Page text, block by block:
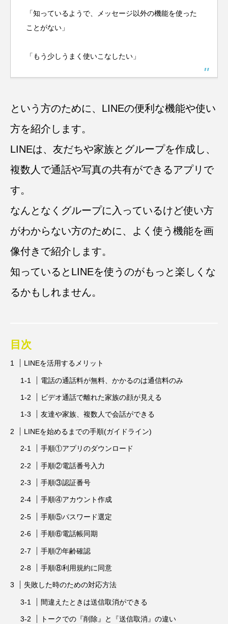
「知っているようで、メッセージ以外の機能を使った
ことがない」
「もう少しうまく使いこなしたい」
という方のために、LINEの便利な機能や使い
方を紹介します。
LINEは、友だちや家族とグループを作成し、
複数人で通話や写真の共有ができるアプリで
す。
なんとなくグループに入っているけど使い方
がわからない方のために、よく使う機能を画
像付きで紹介します。
知っているとLINEを使うのがもっと楽しくな
るかもしれません。
目次
LINEを活用するメリット
電話の通話料が無料、かかるのは通信料のみ
ビデオ通話で離れた家族の顔が見える
友達や家族、複数人で会話ができる
LINEを始めるまでの手順(ガイドライン)
手順①アプリのダウンロード
手順②電話番号入力
手順③認証番号
手順④アカウント作成
手順⑤パスワード選定
手順⑥電話帳同期
手順⑦年齢確認
手順⑧利用規約に同意
失敗した時のための対応方法
間違えたときは送信取消ができる
トークでの『削除』と『送信取消』の違い